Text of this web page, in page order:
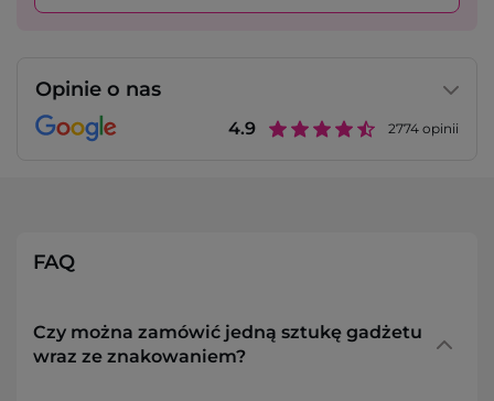
Opinie o nas
4.9 2774 opinii
FAQ
Czy można zamówić jedną sztukę gadżetu
wraz ze znakowaniem?